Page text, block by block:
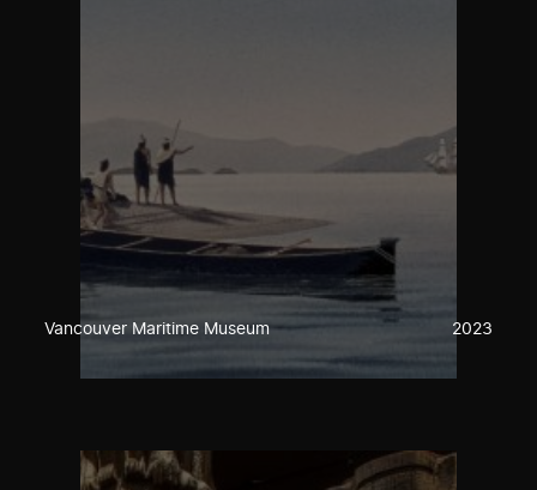
Vancouver Maritime Museum 2023